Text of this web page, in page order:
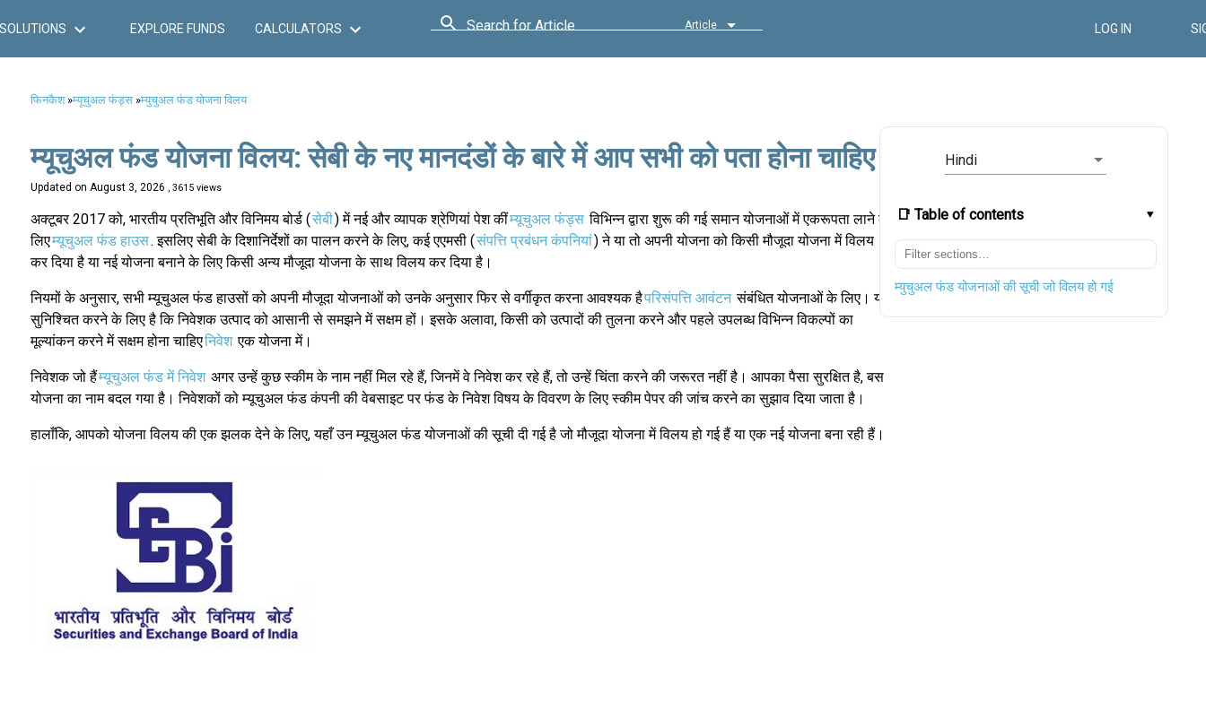
SOLUTIONS EXPLORE FUNDS CALCULATORS Search for Article Article LOG IN
फिनकैश»म्यूचुअल फंड्स»म्युचुअल फंड योजना विलय
Hindi
📑 Table of contents
म्युचुअल फंड योजनाओं की सूची जो विलय हो गई
म्यूचुअल फंड योजना विलय: सेबी के नए मानदंडों के बारे में आप सभी को पता होना चाहिए
Updated on August 3, 2026 , 3615 views
अक्टूबर 2017 को, भारतीय प्रतिभूति और विनिमय बोर्ड (सेबी) में नई और व्यापक श्रेणियां पेश कींम्यूचुअल फंड्स विभिन्न द्वारा शुरू की गई समान योजनाओं में एकरूपता लाने के
लिएम्यूचुअल फंड हाउस. इसलिए सेबी के दिशानिर्देशों का पालन करने के लिए, कई एएमसी (संपत्ति प्रबंधन कंपनियां) ने या तो अपनी योजना को किसी मौजूदा योजना में विलय
कर दिया है या नई योजना बनाने के लिए किसी अन्य मौजूदा योजना के साथ विलय कर दिया है।
नियमों के अनुसार, सभी म्यूचुअल फंड हाउसों को अपनी मौजूदा योजनाओं को उनके अनुसार फिर से वर्गीकृत करना आवश्यक हैपरिसंपत्ति आवंटन संबंधित योजनाओं के लिए। यह
सुनिश्चित करने के लिए है कि निवेशक उत्पाद को आसानी से समझने में सक्षम हों। इसके अलावा, किसी को उत्पादों की तुलना करने और पहले उपलब्ध विभिन्न विकल्पों का
मूल्यांकन करने में सक्षम होना चाहिएनिवेश एक योजना में।
निवेशक जो हैंम्यूचुअल फंड में निवेश अगर उन्हें कुछ स्कीम के नाम नहीं मिल रहे हैं, जिनमें वे निवेश कर रहे हैं, तो उन्हें चिंता करने की जरूरत नहीं है। आपका पैसा सुरक्षित है, बस
योजना का नाम बदल गया है। निवेशकों को म्यूचुअल फंड कंपनी की वेबसाइट पर फंड के निवेश विषय के विवरण के लिए स्कीम पेपर की जांच करने का सुझाव दिया जाता है।
हालाँकि, आपको योजना विलय की एक झलक देने के लिए, यहाँ उन म्यूचुअल फंड योजनाओं की सूची दी गई है जो मौजूदा योजना में विलय हो गई हैं या एक नई योजना बना रही हैं।